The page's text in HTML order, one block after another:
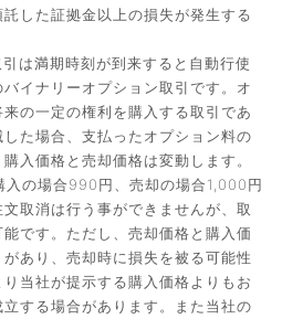
した証拠金以上の損失が発生する
は満期時刻が到来すると自動行使
イナリーオプション取引です。オ
の一定の権利を購入する取引であ
た場合、支払ったオプション料の
入価格と売却価格は変動します。
の場合990円、売却の場合1,000円
取消は行う事ができませんが、取
です。ただし、売却価格と購入価
あり、売却時に損失を被る可能性
当社が提示する購入価格よりもお
する場合があります。また当社の